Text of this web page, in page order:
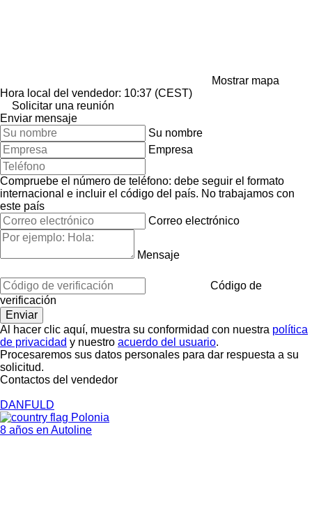
Mostrar mapa
Hora local del vendedor: 10:37 (CEST)
Solicitar una reunión
Enviar mensaje
Su nombre
Empresa
Compruebe el número de teléfono: debe seguir el formato
internacional e incluir el código del país. No trabajamos con
este país
Correo electrónico
Mensaje
Código de
verificación
Al hacer clic aquí, muestra su conformidad con nuestra política
de privacidad y nuestro acuerdo del usuario.
Procesaremos sus datos personales para dar respuesta a su
solicitud.
Contactos del vendedor
DANFULD
Polonia
8 años en Autoline